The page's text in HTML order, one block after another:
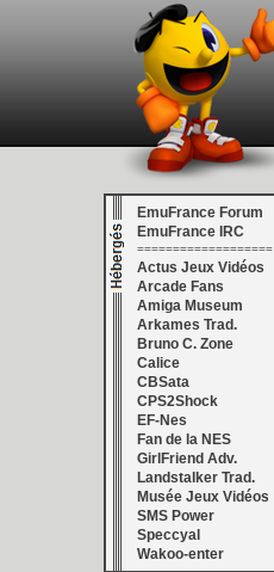
EmuFrance Forum
EmuFrance IRC
===================
Actus Jeux Vidéos
Arcade Fans
Amiga Museum
Arkames Trad.
Bruno C. Zone
Calice
CBSata
CPS2Shock
EF-Nes
Fan de la NES
GirlFriend Adv.
Landstalker Trad.
Musée Jeux Vidéos
SMS Power
Speccyal
Wakoo-enter